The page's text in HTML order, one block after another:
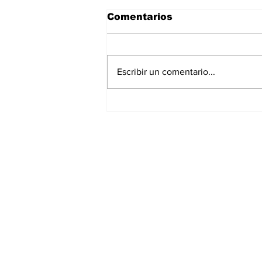
Comentarios
Escribir un comentario...